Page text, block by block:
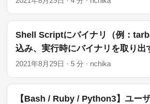
Shell Scriptにバイナリ（例：
込み、実行時にバイナリを取り出
2021年8月29日 · 5 分 · nchika
【Bash / Ruby / Python3】ユー